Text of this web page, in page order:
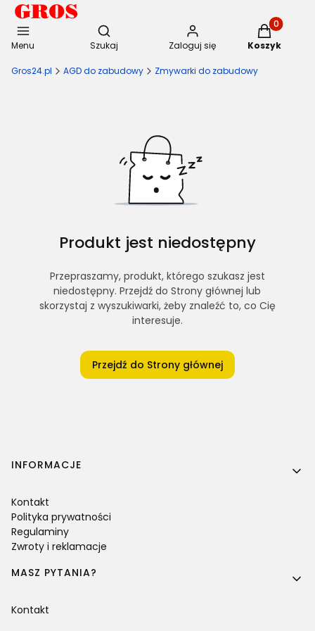
Menu
Otwórz wyszukiwarkę
Szukaj Zaloguj się
Produkty
Koszyk
Gros24.pl AGD do zabudowy Zmywarki do zabudowy
Produkt jest niedostępny
Przepraszamy, produkt, którego szukasz jest
niedostępny. Przejdź do Strony głównej lub
skorzystaj z wyszukiwarki, żeby znaleźć to, co Cię
interesuje.
Przejdź do Strony głównej
Linki w stopce
INFORMACJE
Kontakt
Polityka prywatności
Regulaminy
Zwroty i reklamacje
MASZ PYTANIA?
Kontakt